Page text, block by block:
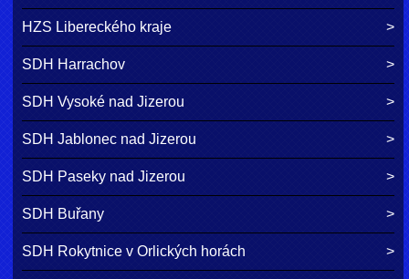
HZS Libereckého kraje
SDH Harrachov
SDH Vysoké nad Jizerou
SDH Jablonec nad Jizerou
SDH Paseky nad Jizerou
SDH Buřany
SDH Rokytnice v Orlických horách